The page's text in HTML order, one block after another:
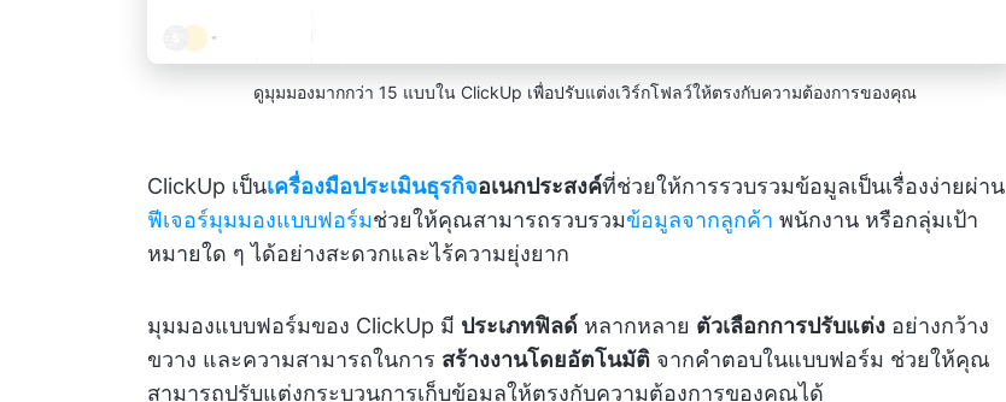
ดูมุมมองมากกว่า 15 แบบใน ClickUp เพื่อปรับแต่งเวิร์กโฟลว์ให้ตรงกับความต้องการของคุณ
ClickUp เป็นเครื่องมือประเมินธุรกิจอเนกประสงค์ที่ช่วยให้การรวบรวมข้อมูลเป็นเรื่องง่ายผ่าน
ฟีเจอร์มุมมองแบบฟอร์มช่วยให้คุณสามารถรวบรวมข้อมูลจากลูกค้า พนักงาน หรือกลุ่มเป้า
หมายใด ๆ ได้อย่างสะดวกและไร้ความยุ่งยาก
มุมมองแบบฟอร์มของ ClickUp มี ประเภทฟิลด์ หลากหลาย ตัวเลือกการปรับแต่ง อย่างกว้าง
ขวาง และความสามารถในการ สร้างงานโดยอัตโนมัติ จากคำตอบในแบบฟอร์ม ช่วยให้คุณ
สามารถปรับแต่งกระบวนการเก็บข้อมูลให้ตรงกับความต้องการของคุณได้